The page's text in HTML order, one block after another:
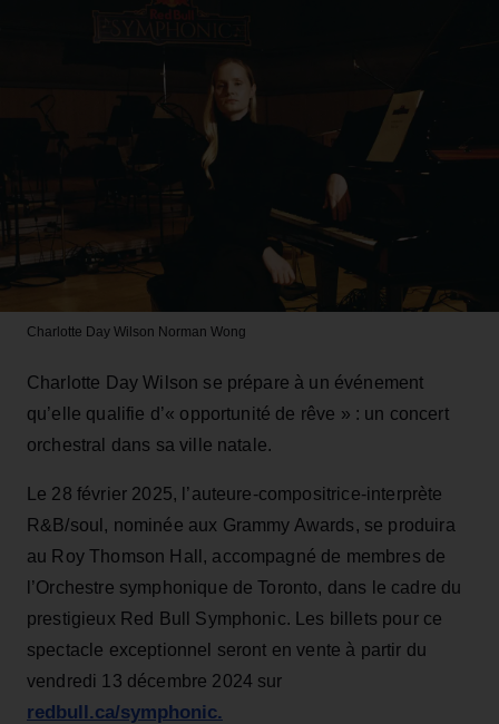
Charlotte Day Wilson Norman Wong
Charlotte Day Wilson se prépare à un événement
qu’elle qualifie d’« opportunité de rêve » : un concert
orchestral dans sa ville natale.
Le 28 février 2025, l’auteure-compositrice-interprète
R&B/soul, nominée aux Grammy Awards, se produira
au Roy Thomson Hall, accompagné de membres de
l’Orchestre symphonique de Toronto, dans le cadre du
prestigieux Red Bull Symphonic. Les billets pour ce
spectacle exceptionnel seront en vente à partir du
vendredi 13 décembre 2024 sur
redbull.ca/symphonic.